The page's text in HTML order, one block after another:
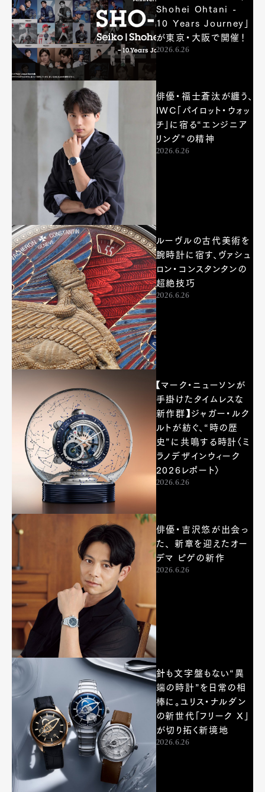
Shohei Ohtani -
10 Years Journey」
が東京・大阪で開催！
2026.6.26
俳優・福⼠蒼汰が纏う、
IWC「パイロット・ウォッ
チ」に宿る“エンジニア
リング”の精神
2026.6.26
ルーヴルの古代美術を
腕時計に宿す、ヴァシュ
ロン・コンスタンタンの
超絶技巧
2026.6.26
【マーク・ニューソンが
手掛けたタイムレスな
新作群】ジャガー・ルク
ルトが紡ぐ、“時の歴
史”に共鳴する時計〈ミ
ラノデザインウィーク
2026レポート〉
2026.6.26
俳優・吉沢悠が出会っ
た、 新章を迎えたオー
デマ ピゲの新作
2026.6.26
針も文字盤もない“異
端の時計”を日常の相
棒に。ユリス・ナルダン
の新世代「フリーク X」
が切り拓く新境地
2026.6.26